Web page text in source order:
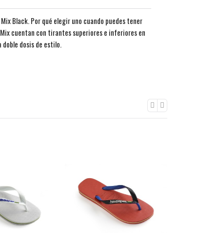
Black. Por qué elegir uno cuando puedes tener
Mix cuentan con tirantes superiores e inferiores en
dosis de estilo.